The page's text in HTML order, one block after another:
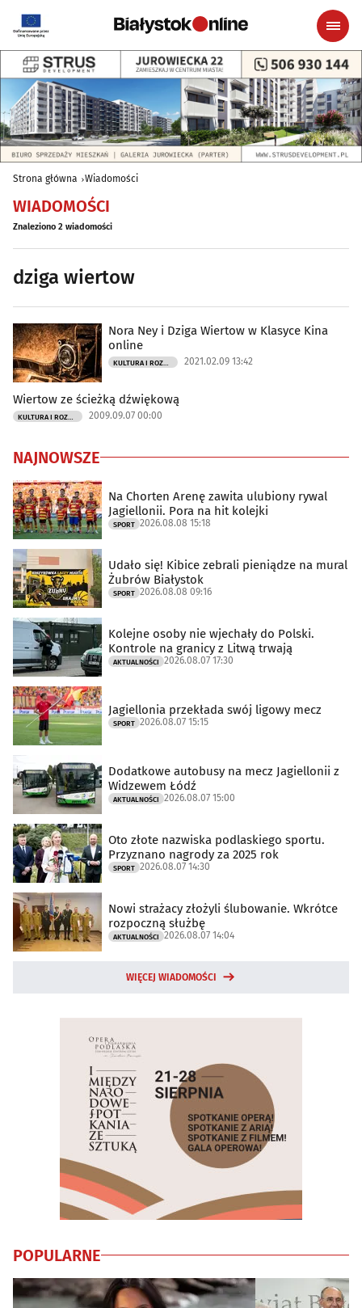
Strona główna Wiadomości
WIADOMOŚCI
Znaleziono 2 wiadomości
dziga wiertow
Nora Ney i Dziga Wiertow w Klasyce Kina
online
2021.02.09 13:42
Wiertow ze ścieżką dźwiękową
2009.09.07 00:00
NAJNOWSZE
Na Chorten Arenę zawita ulubiony rywal
Jagiellonii. Pora na hit kolejki
SPORT 2026.08.08 15:18
Udało się! Kibice zebrali pieniądze na mural
Żubrów Białystok
SPORT 2026.08.08 09:16
Kolejne osoby nie wjechały do Polski.
Kontrole na granicy z Litwą trwają
AKTUALNOŚCI 2026.08.07 17:30
Jagiellonia przekłada swój ligowy mecz
SPORT 2026.08.07 15:15
Dodatkowe autobusy na mecz Jagiellonii z
Widzewem Łódź
AKTUALNOŚCI 2026.08.07 15:00
Oto złote nazwiska podlaskiego sportu.
Przyznano nagrody za 2025 rok
SPORT 2026.08.07 14:30
Nowi strażacy złożyli ślubowanie. Wkrótce
rozpoczną służbę
AKTUALNOŚCI 2026.08.07 14:04
WIĘCEJ WIADOMOŚCI
POPULARNE